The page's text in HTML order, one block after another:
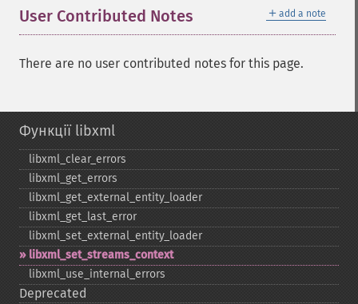
＋ add a note
User Contributed Notes
There are no user contributed notes for this page.
Функції libxml
libxml_​clear_​errors
libxml_​get_​errors
libxml_​get_​external_​entity_​loader
libxml_​get_​last_​error
libxml_​set_​external_​entity_​loader
libxml_​set_​streams_​context
libxml_​use_​internal_​errors
Deprecated